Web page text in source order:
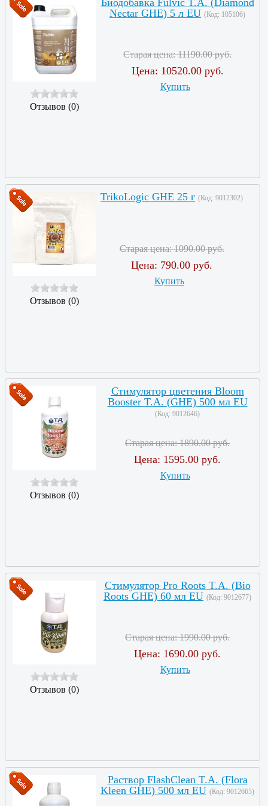
Отзывов (0)
Nectar GHE) 5 л EU (Код: 105106)
Старая цена:11190.00 руб.
Цена: 10520.00 руб.
Купить
Отзывов (0)
TrikoLogic GHE 25 г (Код: 9012302)
Старая цена:1090.00 руб.
Цена: 790.00 руб.
Купить
Отзывов (0)
Стимулятор цветения Bloom
Booster T.A. (GHE) 500 мл EU
(Код: 9012646)
Старая цена:1890.00 руб.
Цена: 1595.00 руб.
Купить
Отзывов (0)
Стимулятор Pro Roots T.A. (Bio
Roots GHE) 60 мл EU (Код: 9012677)
Старая цена:1990.00 руб.
Цена: 1690.00 руб.
Купить
Раствор FlashClean T.A. (Flora
Kleen GHE) 500 мл EU (Код: 9012665)